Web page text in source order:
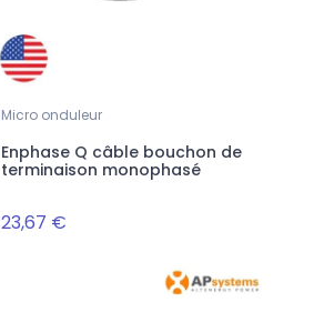
Micro onduleur
Enphase Q câble bouchon de
terminaison monophasé
23,67 €